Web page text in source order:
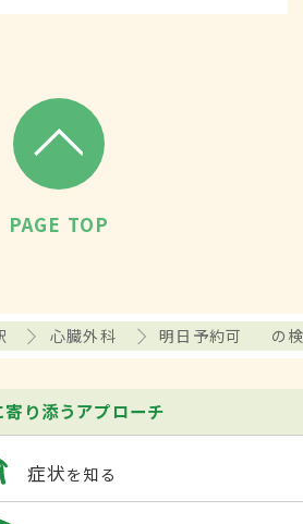
PAGE TOP
心臓外科 明日予約可 の
寄り添うアプローチ
症状を知る